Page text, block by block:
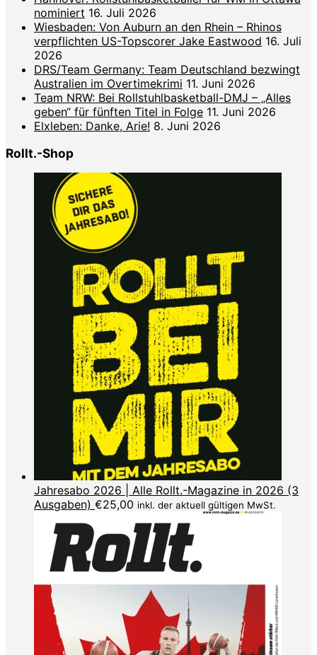
nominiert 16. Juli 2026
Wiesbaden: Von Auburn an den Rhein – Rhinos
verpflichten US-Topscorer Jake Eastwood 16. Juli
2026
DRS/Team Germany: Team Deutschland bezwingt
Australien im Overtimekrimi 11. Juni 2026
Team NRW: Bei Rollstuhlbasketball-DMJ – „Alles
geben“ für fünften Titel in Folge 11. Juni 2026
Elxleben: Danke, Arie! 8. Juni 2026
Rollt.-Shop
Jahresabo 2026 | Alle Rollt.-Magazine in 2026 (3
Ausgaben) €25,00 inkl. der aktuell gültigen MwSt.